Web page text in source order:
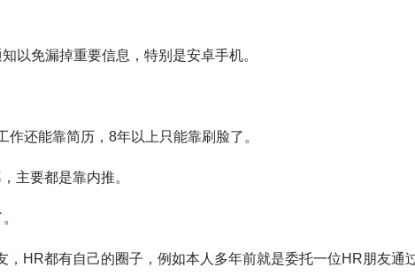
以免漏掉重要信息，特别是安卓手机。
还能靠简历，8年以上只能靠刷脸了。
主要都是靠内推。
HR都有自己的圈子，例如本人多年前就是委托一位HR朋友通